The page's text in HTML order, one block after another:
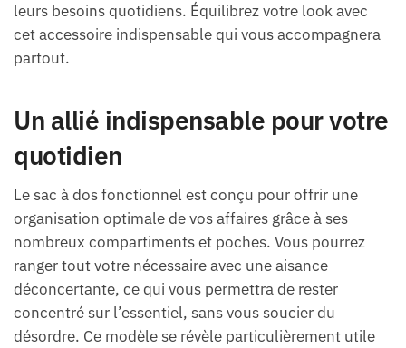
leurs besoins quotidiens. Équilibrez votre look avec
cet accessoire indispensable qui vous accompagnera
partout.
Un allié indispensable pour votre
quotidien
Le sac à dos fonctionnel est conçu pour offrir une
organisation optimale de vos affaires grâce à ses
nombreux compartiments et poches. Vous pourrez
ranger tout votre nécessaire avec une aisance
déconcertante, ce qui vous permettra de rester
concentré sur l’essentiel, sans vous soucier du
désordre. Ce modèle se révèle particulièrement utile